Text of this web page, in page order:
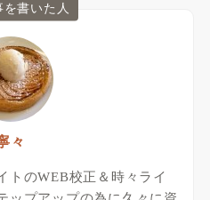
を書いた人
々
トのWEB校正＆時々ライ